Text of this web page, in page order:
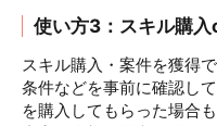
使い方3：スキル購
スキル購入・案件を獲得
条件などを事前に確認し
を購入してもらった場合